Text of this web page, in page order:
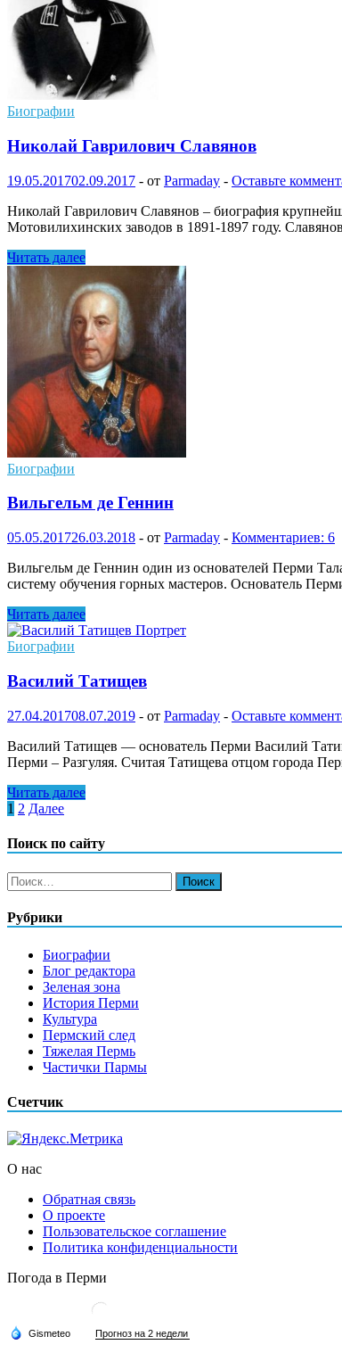
Биографии
Николай Гаврилович Славянов
19.05.201702.09.2017 - от Parmaday - Оставьте
Николай Гаврилович Славянов – биография
Мотовилихинских заводов в 1891-1897 году.
Николай
Гаврилович
Славянов
Читать далее
Биографии
Вильгельм де Геннин
05.05.201726.03.2018 - от Parmaday - Комментариев: 6
Вильгельм де Геннин один из основателей Перми
систему обучения горных мастеров. Основатель
Вильгельм
де
Геннин
Читать далее
Биографии
Василий Татищев
27.04.201708.07.2019 - от Parmaday - Оставьте
Василий Татищев — основатель Перми Василий
Перми – Разгуляя. Считая Татищева отцом города
Василий
Татищев
Читать далее
Пагинация
записей
1 2 Далее
Поиск по сайту
Найти:
Рубрики
Биографии
Блог редактора
Зеленая зона
История Перми
Культура
Пермский след
Тяжелая Пермь
Частички Пармы
Счетчик
О нас
Обратная связь
О проекте
Пользовательское соглашение
Политика конфиденциальности
Погода в Перми